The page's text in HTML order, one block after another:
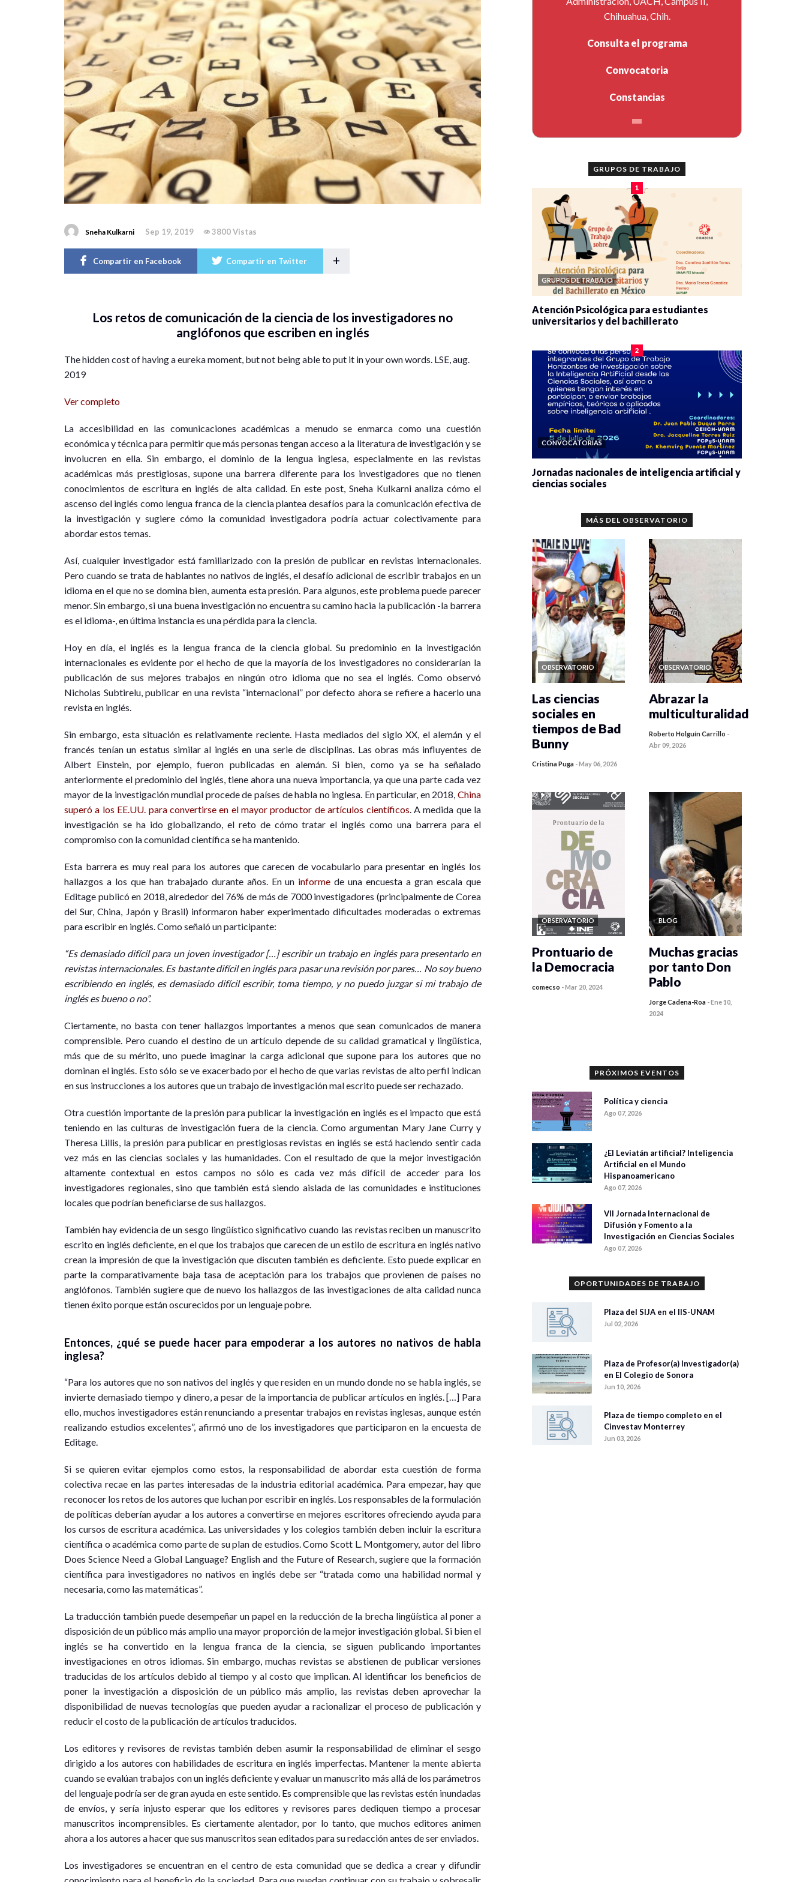
Sneha Kulkarni Sep 19, 2019 3800 Vistas
Compartir en Facebook Compartir en Twitter +
Los retos de comunicación de la ciencia de los investigadores no
anglófonos que escriben en inglés
The hidden cost of having a eureka moment, but not being able to put it in your own words. LSE, aug.
2019
Ver completo
La accesibilidad en las comunicaciones académicas a menudo se enmarca como una cuestión
económica y técnica para permitir que más personas tengan acceso a la literatura de investigación y se
involucren en ella. Sin embargo, el dominio de la lengua inglesa, especialmente en las revistas
académicas más prestigiosas, supone una barrera diferente para los investigadores que no tienen
conocimientos de escritura en inglés de alta calidad. En este post, Sneha Kulkarni analiza cómo el
ascenso del inglés como lengua franca de la ciencia plantea desafíos para la comunicación efectiva de
la investigación y sugiere cómo la comunidad investigadora podría actuar colectivamente para
abordar estos temas.
Así, cualquier investigador está familiarizado con la presión de publicar en revistas internacionales.
Pero cuando se trata de hablantes no nativos de inglés, el desafío adicional de escribir trabajos en un
idioma en el que no se domina bien, aumenta esta presión. Para algunos, este problema puede parecer
menor. Sin embargo, si una buena investigación no encuentra su camino hacia la publicación -la barrera
es el idioma-, en última instancia es una pérdida para la ciencia.
Hoy en día, el inglés es la lengua franca de la ciencia global. Su predominio en la investigación
internacionales es evidente por el hecho de que la mayoría de los investigadores no considerarían la
publicación de sus mejores trabajos en ningún otro idioma que no sea el inglés. Como observó
Nicholas Subtirelu, publicar en una revista “internacional” por defecto ahora se refiere a hacerlo una
revista en inglés.
Sin embargo, esta situación es relativamente reciente. Hasta mediados del siglo XX, el alemán y el
francés tenían un estatus similar al inglés en una serie de disciplinas. Las obras más influyentes de
Albert Einstein, por ejemplo, fueron publicadas en alemán. Si bien, como ya se ha señalado
anteriormente el predominio del inglés, tiene ahora una nueva importancia, ya que una parte cada vez
mayor de la investigación mundial procede de países de habla no inglesa. En particular, en 2018, China
superó a los EE.UU. para convertirse en el mayor productor de artículos científicos. A medida que la
investigación se ha ido globalizando, el reto de cómo tratar el inglés como una barrera para el
compromiso con la comunidad científica se ha mantenido.
Esta barrera es muy real para los autores que carecen de vocabulario para presentar en inglés los
hallazgos a los que han trabajado durante años. En un informe de una encuesta a gran escala que
Editage publicó en 2018, alrededor del 76% de más de 7000 investigadores (principalmente de Corea
del Sur, China, Japón y Brasil) informaron haber experimentado dificultades moderadas o extremas
para escribir en inglés. Como señaló un participante:
“Es demasiado difícil para un joven investigador […] escribir un trabajo en inglés para presentarlo en
revistas internacionales. Es bastante difícil en inglés para pasar una revisión por pares… No soy bueno
escribiendo en inglés, es demasiado difícil escribir, toma tiempo, y no puedo juzgar si mi trabajo de
inglés es bueno o no”.
Ciertamente, no basta con tener hallazgos importantes a menos que sean comunicados de manera
comprensible. Pero cuando el destino de un artículo depende de su calidad gramatical y lingüística,
más que de su mérito, uno puede imaginar la carga adicional que supone para los autores que no
dominan el inglés. Esto sólo se ve exacerbado por el hecho de que varias revistas de alto perfil indican
en sus instrucciones a los autores que un trabajo de investigación mal escrito puede ser rechazado.
Otra cuestión importante de la presión para publicar la investigación en inglés es el impacto que está
teniendo en las culturas de investigación fuera de la ciencia. Como argumentan Mary Jane Curry y
Theresa Lillis, la presión para publicar en prestigiosas revistas en inglés se está haciendo sentir cada
vez más en las ciencias sociales y las humanidades. Con el resultado de que la mejor investigación
altamente contextual en estos campos no sólo es cada vez más difícil de acceder para los
investigadores regionales, sino que también está siendo aislada de las comunidades e instituciones
locales que podrían beneficiarse de sus hallazgos.
También hay evidencia de un sesgo lingüístico significativo cuando las revistas reciben un manuscrito
escrito en inglés deficiente, en el que los trabajos que carecen de un estilo de escritura en inglés nativo
crean la impresión de que la investigación que discuten también es deficiente. Esto puede explicar en
parte la comparativamente baja tasa de aceptación para los trabajos que provienen de países no
anglófonos. También sugiere que de nuevo los hallazgos de las investigaciones de alta calidad nunca
tienen éxito porque están oscurecidos por un lenguaje pobre.
Entonces, ¿qué se puede hacer para empoderar a los autores no nativos de habla
inglesa?
“Para los autores que no son nativos del inglés y que residen en un mundo donde no se habla inglés, se
invierte demasiado tiempo y dinero, a pesar de la importancia de publicar artículos en inglés. […] Para
ello, muchos investigadores están renunciando a presentar trabajos en revistas inglesas, aunque estén
realizando estudios excelentes”, afirmó uno de los investigadores que participaron en la encuesta de
Editage.
Si se quieren evitar ejemplos como estos, la responsabilidad de abordar esta cuestión de forma
colectiva recae en las partes interesadas de la industria editorial académica. Para empezar, hay que
reconocer los retos de los autores que luchan por escribir en inglés. Los responsables de la formulación
de políticas deberían ayudar a los autores a convertirse en mejores escritores ofreciendo ayuda para
los cursos de escritura académica. Las universidades y los colegios también deben incluir la escritura
científica o académica como parte de su plan de estudios. Como Scott L. Montgomery, autor del libro
Does Science Need a Global Language? English and the Future of Research, sugiere que la formación
científica para investigadores no nativos en inglés debe ser “tratada como una habilidad normal y
necesaria, como las matemáticas”.
La traducción también puede desempeñar un papel en la reducción de la brecha lingüística al poner a
disposición de un público más amplio una mayor proporción de la mejor investigación global. Si bien el
inglés se ha convertido en la lengua franca de la ciencia, se siguen publicando importantes
investigaciones en otros idiomas. Sin embargo, muchas revistas se abstienen de publicar versiones
traducidas de los artículos debido al tiempo y al costo que implican. Al identificar los beneficios de
poner la investigación a disposición de un público más amplio, las revistas deben aprovechar la
disponibilidad de nuevas tecnologías que pueden ayudar a racionalizar el proceso de publicación y
reducir el costo de la publicación de artículos traducidos.
Los editores y revisores de revistas también deben asumir la responsabilidad de eliminar el sesgo
dirigido a los autores con habilidades de escritura en inglés imperfectas. Mantener la mente abierta
cuando se evalúan trabajos con un inglés deficiente y evaluar un manuscrito más allá de los parámetros
del lenguaje podría ser de gran ayuda en este sentido. Es comprensible que las revistas estén inundadas
de envíos, y sería injusto esperar que los editores y revisores pares dediquen tiempo a procesar
manuscritos incomprensibles. Es ciertamente alentador, por lo tanto, que muchos editores animen
ahora a los autores a hacer que sus manuscritos sean editados para su redacción antes de ser enviados.
Los investigadores se encuentran en el centro de esta comunidad que se dedica a crear y difundir
Chihuahua, Chih.
Consulta el programa
Convocatoria
Constancias
GRUPOS DE TRABAJO
1
GRUPOS DE TRABAJO
Atención Psicológica para estudiantes
universitarios y del bachillerato
2
CONVOCATORIAS
Jornadas nacionales de inteligencia artificial y
ciencias sociales
MÁS DEL OBSERVATORIO
OBSERVATORIO
Las ciencias
sociales en
tiempos de Bad
Bunny
Cristina Puga -May 06, 2026
OBSERVATORIO
Abrazar la
multiculturalidad
Roberto Holguín Carrillo -
Abr 09, 2026
OBSERVATORIO
Prontuario de
la Democracia
comecso -Mar 20, 2024
BLOG
Muchas gracias
por tanto Don
Pablo
Jorge Cadena-Roa -Ene 10,
2024
PRÓXIMOS EVENTOS
Política y ciencia
Ago 07, 2026
¿El Leviatán artificial? Inteligencia
Artificial en el Mundo
Hispanoamericano
Ago 07, 2026
VII Jornada Internacional de
Difusión y Fomento a la
Investigación en Ciencias Sociales
Ago 07, 2026
OPORTUNIDADES DE TRABAJO
Plaza del SIJA en el IIS-UNAM
Jul 02, 2026
Plaza de Profesor(a) Investigador(a)
en El Colegio de Sonora
Jun 10, 2026
Plaza de tiempo completo en el
Cinvestav Monterrey
Jun 03, 2026